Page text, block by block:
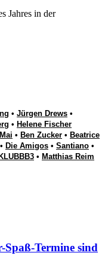
Jahres in der
• Jürgen Drews •
• Helene Fischer
• Ben Zucker • Beatrice
• Die Amigos • Santiano •
KLUBBB3 • Matthias Reim
Spaß-Termine sind